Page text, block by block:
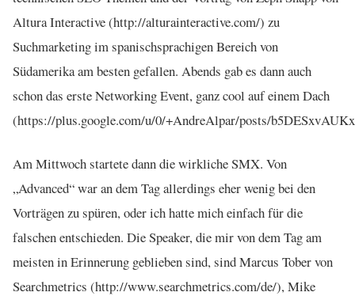
Altura Interactive (http://alturainteractive.com/) zu
Suchmarketing im spanischsprachigen Bereich von
Südamerika am besten gefallen. Abends gab es dann auch
schon das erste Networking Event, ganz cool auf einem Dach
(https://plus.google.com/u/0/+AndreAlpar/posts/
Am Mittwoch startete dann die wirkliche SMX. Von
„Advanced“ war an dem Tag allerdings eher wenig bei den
Vorträgen zu spüren, oder ich hatte mich einfach für die
falschen entschieden. Die Speaker, die mir von dem Tag am
meisten in Erinnerung geblieben sind, sind Marcus Tober von
Searchmetrics (http://www.searchmetrics.com/de/), Mike